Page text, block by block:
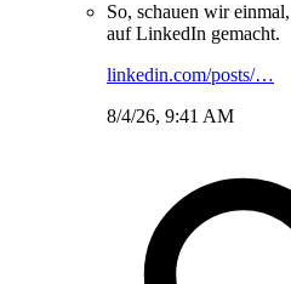
So, schauen wir
auf LinkedIn gemacht.
linkedin.com/posts/…
8/4/26, 9:41 AM